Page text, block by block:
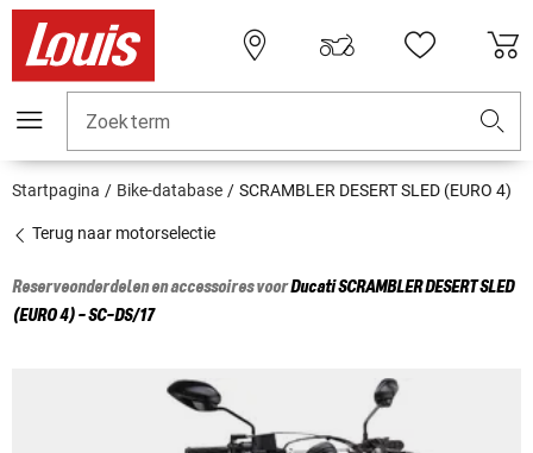
Zoekterm
Startpagina Bike-database SCRAMBLER DESERT SLED (EURO 4)
Terug naar motorselectie
Reserveonderdelen en accessoires voorDucatiSCRAMBLER DESERT SLED
(EURO 4) - SC-DS/17